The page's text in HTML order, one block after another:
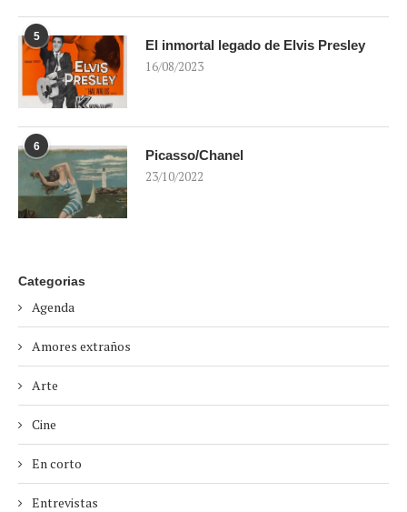
5
El inmortal legado de Elvis Presley
16/08/2023
6
Picasso/Chanel
23/10/2022
Categorias
Agenda
Amores extraños
Arte
Cine
En corto
Entrevistas